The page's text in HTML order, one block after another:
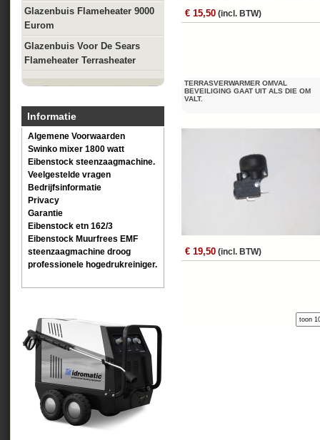
Glazenbuis Flameheater 9000
Eurom
Glazenbuis Voor De Sears
Flameheater Terrasheater
Informatie
Algemene Voorwaarden
Swinko mixer 1800 watt
Eibenstock steenzaagmachine.
Veelgestelde vragen
Bedrijfsinformatie
Privacy
Garantie
Eibenstock etn 162/3
Eibenstock Muurfrees EMF
steenzaagmachine droog
professionele hogedrukreiniger.
€ 15,50 (incl. BTW)
TERRASVERWARMER OMVAL
BEVEILIGING GAAT UIT ALS DIE OM
VALT.
€ 19,50 (incl. BTW)